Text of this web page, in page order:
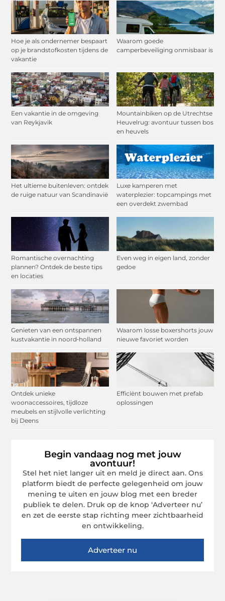
Hoe je als ondernemer bespaart
op je brandstofkosten tijdens de
vakantie
Waarom goede
camperbeveiliging onmisbaar is
Een vakantie in de omgeving
van Reykjavik
Mountainbiken op de Utrechtse
Heuvelrug: avontuur tussen bos
en heuvels
Het ultieme buitenleven: ontdek
de ruige natuur van Scandinavië
Luxe kamperen met
waterplezier: topcampings met
een overdekt zwembad
Romantische overnachting
plannen? Ontdek de beste tips
en locaties
Even weg in eigen land, zonder
gedoe
Genieten van een ontspannen
kustvakantie in noord‑holland
Waarom losse boxershorts jouw
nieuwe favoriet worden
Ontdek unieke
woonaccessoires, tijdloze
meubels en stijlvolle verlichting
bij Deens
Efficiënt bouwen met prefab
oplossingen
Begin vandaag nog met jouw
avontuur!
Stel het niet langer uit en meld je direct aan. Ons
platform biedt de perfecte gelegenheid om jouw
mening te uiten en jouw blog met een breder
publiek te delen. Druk op de knop ‘Adverteer nu’
en zet de eerste stap richting meer zichtbaarheid
en ontwikkeling.
Adverteer nu